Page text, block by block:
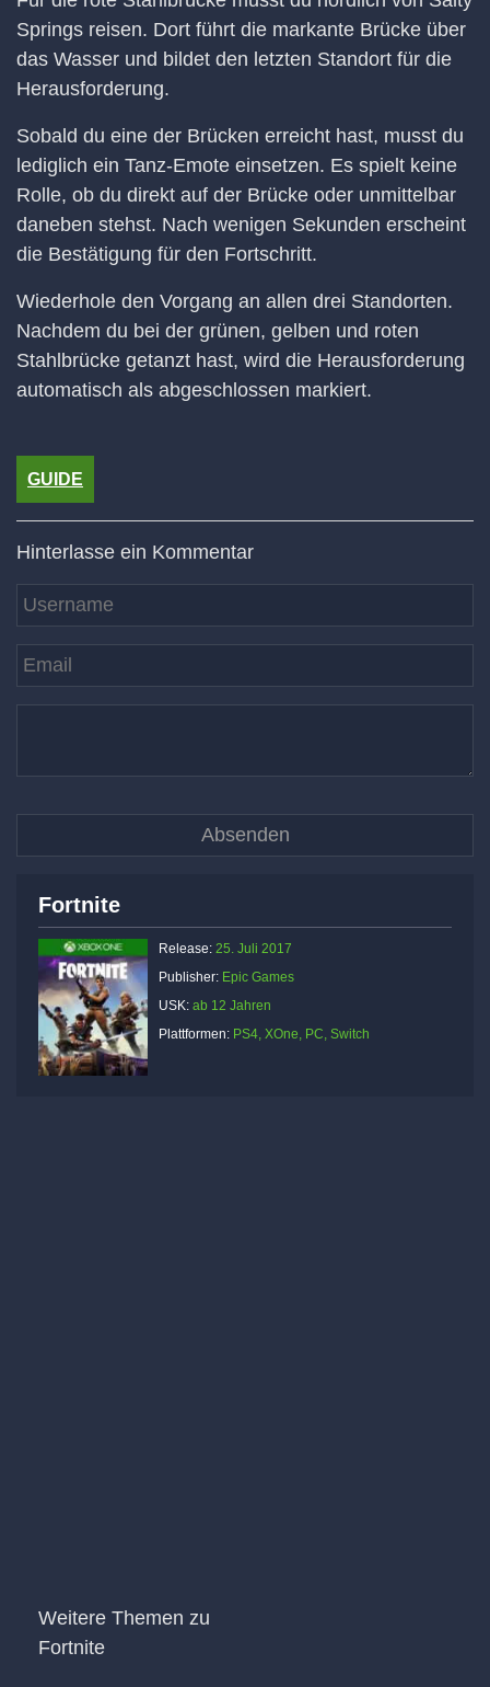
Springs reisen. Dort führt die markante Brücke über
das Wasser und bildet den letzten Standort für die
Herausforderung.
Sobald du eine der Brücken erreicht hast, musst du
lediglich ein Tanz-Emote einsetzen. Es spielt keine
Rolle, ob du direkt auf der Brücke oder unmittelbar
daneben stehst. Nach wenigen Sekunden erscheint
die Bestätigung für den Fortschritt.
Wiederhole den Vorgang an allen drei Standorten.
Nachdem du bei der grünen, gelben und roten
Stahlbrücke getanzt hast, wird die Herausforderung
automatisch als abgeschlossen markiert.
GUIDE
Hinterlasse ein Kommentar
Fortnite
Release: 25. Juli 2017
Publisher: Epic Games
USK: ab 12 Jahren
Plattformen: PS4, XOne, PC, Switch
Weitere Themen zu
Fortnite